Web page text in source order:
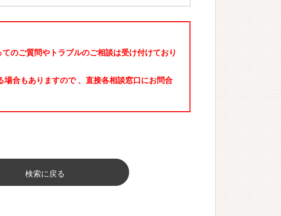
のご質問やトラブルのご相談は受け付けており
合もありますので 、直接各相談窓口にお問合
検索に戻る